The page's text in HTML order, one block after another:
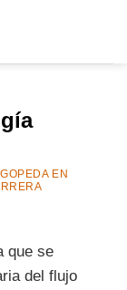
EN
que se
del flujo